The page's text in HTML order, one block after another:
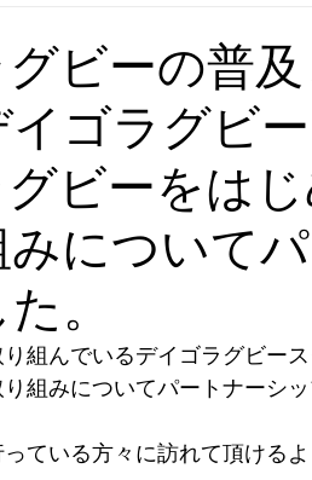
フルーツランド 海 古宇利
ビーの普
ゴラグビ
ビーをは
について
。
組んでいるデイゴラグビー
組みについてパートナーシ
ている方々に訪れて頂ける